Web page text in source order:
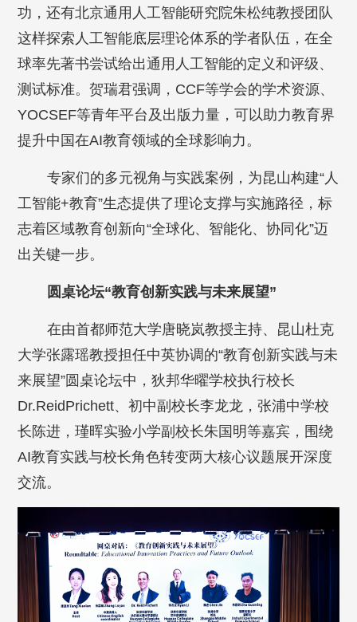
功，还有北京通用人工智能研究院朱松纯教授团队
这样探索人工智能底层理论体系的学者队伍，在全
球率先著书尝试给出通用人工智能的定义和评级、
测试标准。贺瑞君强调，CCF等学会的学术资源、
YOCSEF等青年平台及出版力量，可以助力教育界
提升中国在AI教育领域的全球影响力。
专家们的多元视角与实践案例，为昆山构建“人
工智能+教育”生态提供了理论支撑与实施路径，标
志着区域教育创新向“全球化、智能化、协同化”迈
出关键一步。
圆桌论坛“教育创新实践与未来展望”
在由首都师范大学唐晓岚教授主持、昆山杜克
大学张露瑶教授担任中英协调的“教育创新实践与未
来展望”圆桌论坛中，狄邦华曜学校执行校长
Dr.ReidPrichett、初中副校长李龙龙，张浦中学校
长陈进，瑾晖实验小学副校长朱国明等嘉宾，围绕
AI教育实践与校长角色转变两大核心议题展开深度
交流。